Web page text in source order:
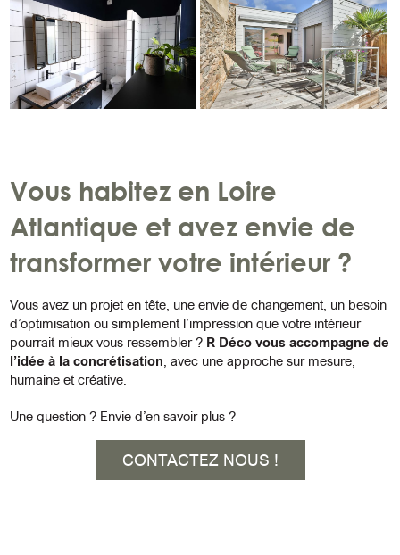
Vous habitez en Loire
Atlantique et avez envie de
transformer votre intérieur ?
Vous avez un projet en tête, une envie de changement, un besoin
d’optimisation ou simplement l’impression que votre intérieur
pourrait mieux vous ressembler ? R Déco vous accompagne de
l’idée à la concrétisation, avec une approche sur mesure,
humaine et créative.
Une question ? Envie d’en savoir plus ?
CONTACTEZ NOUS !